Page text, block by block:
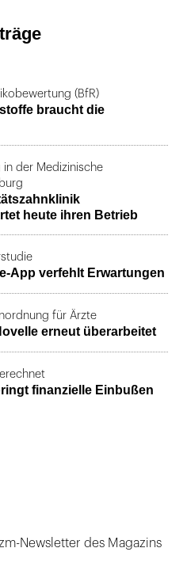
(BfR)
braucht die
in der Medizinische
heute ihren Betrieb
App verfehlt Erwartungen
für Ärzte
erneut überarbeitet
finanzielle Einbußen
Newsletter des Magazins